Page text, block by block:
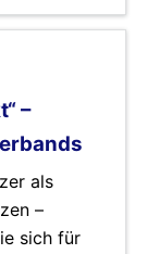
–
als
–
sich für